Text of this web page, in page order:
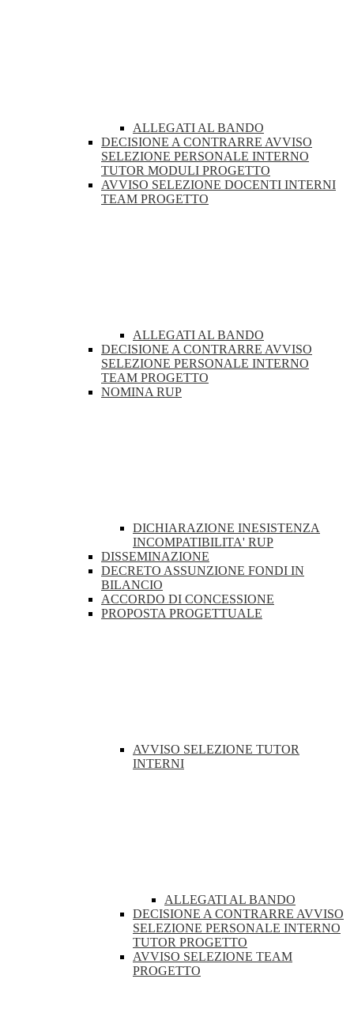
ALLEGATI AL BANDO
DECISIONE A CONTRARRE AVVISO
SELEZIONE PERSONALE INTERNO
TUTOR MODULI PROGETTO
AVVISO SELEZIONE DOCENTI INTERNI
TEAM PROGETTO
ALLEGATI AL BANDO
DECISIONE A CONTRARRE AVVISO
SELEZIONE PERSONALE INTERNO
TEAM PROGETTO
NOMINA RUP
DICHIARAZIONE INESISTENZA
INCOMPATIBILITA' RUP
DISSEMINAZIONE
DECRETO ASSUNZIONE FONDI IN
BILANCIO
ACCORDO DI CONCESSIONE
PROPOSTA PROGETTUALE
AVVISO SELEZIONE TUTOR
INTERNI
ALLEGATI AL BANDO
DECISIONE A CONTRARRE AVVISO
SELEZIONE PERSONALE INTERNO
TUTOR PROGETTO
AVVISO SELEZIONE TEAM
PROGETTO